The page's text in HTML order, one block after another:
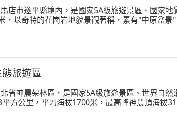
店市遂平縣境內，是國家5A級旅遊景區、國家
，以奇特的花崗岩地貌景觀著稱，素有"中原盆
旅遊區
省神農架林區，是國家5A級旅遊景區、世界自
方公里，平均海拔1700米，最高峰神農頂海拔